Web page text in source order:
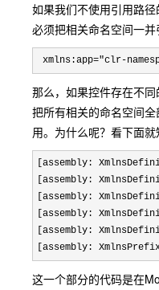
如果我们不使用引用路
必须把相关命名空间一
xmlns:app="clr-
那么，如果控件存在不
把所有相关的命名空间
用。为什么呢？看下面就
[assembly:
[assembly:
[assembly:
[assembly:
[assembly:
[assembly:
这一个部分的代码是在